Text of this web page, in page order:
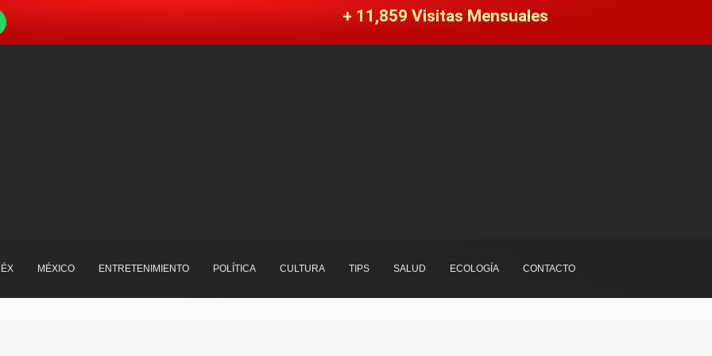
+ 11,859 Visitas Mensuales
MÉXICO ENTRETENIMIENTO POLÍTICA CULTURA TIPS SALUD ECOLOGÍA CONTACTO